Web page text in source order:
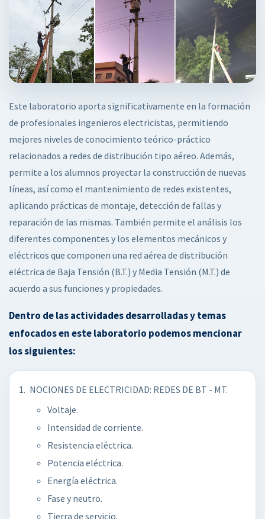
Este laboratorio aporta significativamente en la formación
de profesionales ingenieros electricistas, permitiendo
mejores niveles de conocimiento teórico-práctico
relacionados a redes de distribución tipo aéreo. Además,
permite a los alumnos proyectar la construcción de nuevas
líneas, así como el mantenimiento de redes existentes,
aplicando prácticas de montaje, detección de fallas y
reparación de las mismas. También permite el análisis los
diferentes componentes y los elementos mecánicos y
eléctricos que componen una red aérea de distribución
eléctrica de Baja Tensión (B.T.) y Media Tensión (M.T.) de
acuerdo a sus funciones y propiedades.
Dentro de las actividades desarrolladas y temas
enfocados en este laboratorio podemos mencionar
los siguientes:
NOCIONES DE ELECTRICIDAD: REDES DE BT - MT.
Voltaje.
Intensidad de corriente.
Resistencia eléctrica.
Potencia eléctrica.
Energía eléctrica.
Fase y neutro.
Tierra de servicio.